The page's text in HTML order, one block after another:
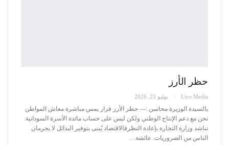
حظر الأرز
Live Media يوليو 23, 2026
يالسيدة الوزيرة محاسن :— حظر الأرز قرار يمس مباشرة معاش المواطن
نحن مع دعم الإنتاج الوطني ولكن ليس على حساب مائدة الأسرة السودانية.
نناشد وزارة التجارة بإعادة النظرفالاقتصاد يُبنى بتوفير البدائل لا بحرمان
الناس من الضروريات. عائشة